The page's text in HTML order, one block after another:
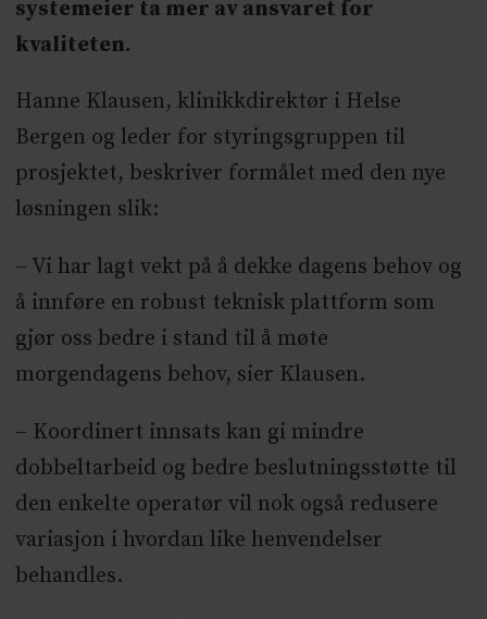
systemeier ta mer av ansvaret for
kvaliteten.
Hanne Klausen, klinikkdirektør i Helse
Bergen og leder for styringsgruppen til
prosjektet, beskriver formålet med den nye
løsningen slik:
– Vi har lagt vekt på å dekke dagens behov og
å innføre en robust teknisk plattform som
gjør oss bedre i stand til å møte
morgendagens behov, sier Klausen.
– Koordinert innsats kan gi mindre
dobbeltarbeid og bedre beslutningsstøtte til
den enkelte operatør vil nok også redusere
variasjon i hvordan like henvendelser
behandles.